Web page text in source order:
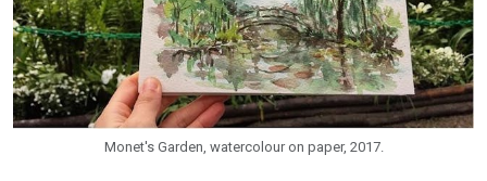
Monet's Garden, watercolour on paper, 2017.